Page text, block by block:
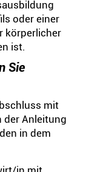
oder einer
körperlicher
ist.
Sie
mit
der Anleitung
in dem